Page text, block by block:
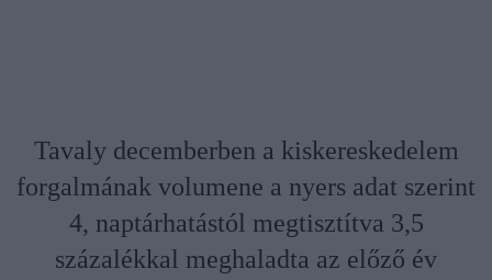
Tavaly decemberben a kiskereskedelem
forgalmának volumene a nyers adat szerint
4, naptárhatástól megtisztítva 3,5
százalékkal meghaladta az előző év